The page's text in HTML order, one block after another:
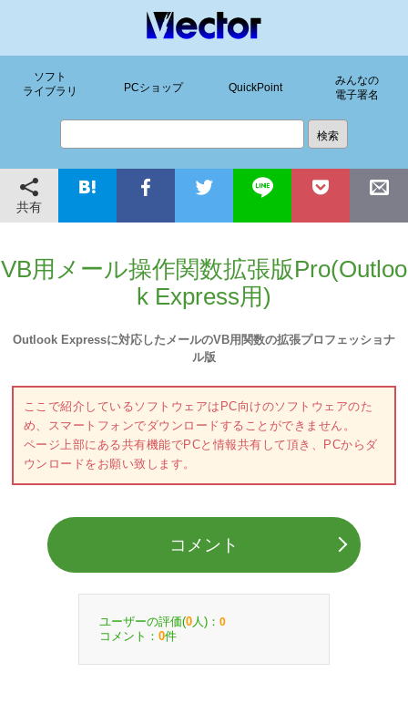
ソフト
ライブラリ
PCショップ QuickPoint
みんなの
電子署名
共有
VB用メール操作関数拡張版Pro(Outloo
k Express用)
Outlook Expressに対応したメールのVB用関数の拡張プロフェッショナ
ル版
ここで紹介しているソフトウェアはPC向けのソフトウェアのた
め、スマートフォンでダウンロードすることができません。
ページ上部にある共有機能でPCと情報共有して頂き、PCからダ
ウンロードをお願い致します。
コメント
ユーザーの評価(0 人)： 0
コメント： 0件